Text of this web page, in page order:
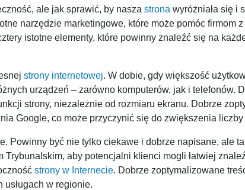
ale jak sprawić, by nasza strona wyróżniała się i
narzędzie marketingowe, które może pomóc firmom
istotne elementy, które powinny znaleźć się na
strony internetowej. W dobie, gdy większość
urządzeń – zarówno komputerów, jak i telefonów.
strony, niezależnie od rozmiaru ekranu. Dobrze
Google, co może przyczynić się do zwiększenia
Powinny być nie tylko ciekawe i dobrze napisane, ale
aby potencjalni klienci mogli łatwiej
strony w Internecie. Dobrze zoptymalizowane
w regionie.